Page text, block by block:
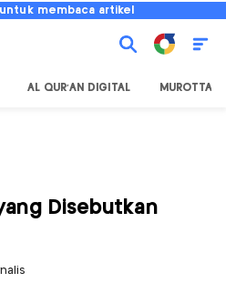
membaca artikel
AL QUR'AN DIGITAL MUROTTAL
Disebutkan